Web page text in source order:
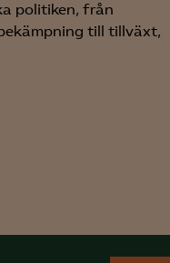
politiken, från
till tillväxt,